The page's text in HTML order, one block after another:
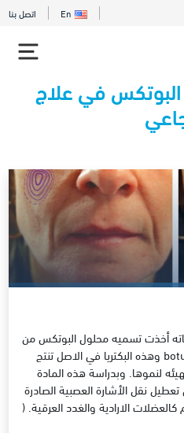
En اتصل بنا
في علاج
أخذت تسميه محلول البوتكس من
البكتريا المنتجه له botulinium toxins وهذه البكتريا في الاصل تنتج
لنموها. وبدراسة هذه المادة
نقل الأشارة العصبية الصادرة
الارادية والغدد العرقية. (